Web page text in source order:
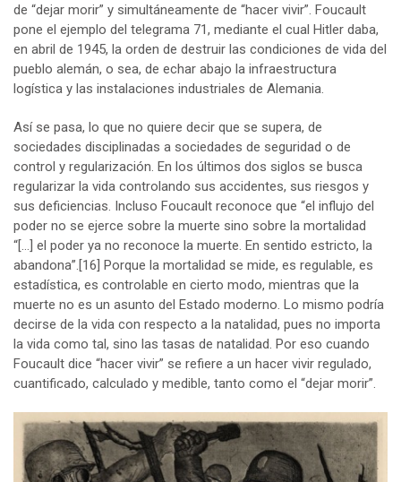
de “dejar morir” y simultáneamente de “hacer vivir”. Foucault
pone el ejemplo del telegrama 71, mediante el cual Hitler daba,
en abril de 1945, la orden de destruir las condiciones de vida del
pueblo alemán, o sea, de echar abajo la infraestructura
logística y las instalaciones industriales de Alemania.
Así se pasa, lo que no quiere decir que se supera, de
sociedades disciplinadas a sociedades de seguridad o de
control y regularización. En los últimos dos siglos se busca
regularizar la vida controlando sus accidentes, sus riesgos y
sus deficiencias. Incluso Foucault reconoce que “el influjo del
poder no se ejerce sobre la muerte sino sobre la mortalidad
“[…] el poder ya no reconoce la muerte. En sentido estricto, la
abandona”.[16] Porque la mortalidad se mide, es regulable, es
estadística, es controlable en cierto modo, mientras que la
muerte no es un asunto del Estado moderno. Lo mismo podría
decirse de la vida con respecto a la natalidad, pues no importa
la vida como tal, sino las tasas de natalidad. Por eso cuando
Foucault dice “hacer vivir” se refiere a un hacer vivir regulado,
cuantificado, calculado y medible, tanto como el “dejar morir”.